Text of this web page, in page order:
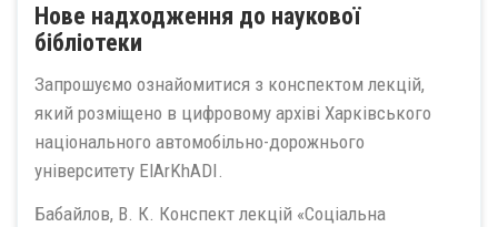
Нове надходження до наукової
бібліотеки
Запрошуємо ознайомитися з конспектом лекцій,
який розміщено в цифровому архіві Харківського
національного автомобільно-дорожнього
університету ElArKhADI.
Бабайлов, В. К. Конспект лекцій «Соціальна